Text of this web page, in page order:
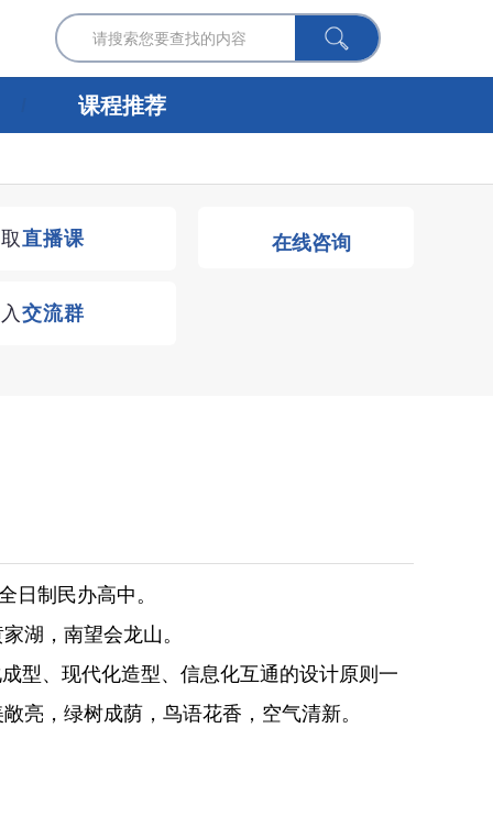
课程推荐
直播课
交流群
在线咨询
日制民办高中。
湖，南望会龙山。
型、现代化造型、信息化互通的设计原则一
亮，绿树成荫，鸟语花香，空气清新。